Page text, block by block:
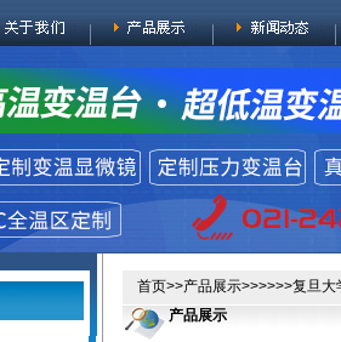
首页>>产品展示>>>>>>复旦大
产品展示